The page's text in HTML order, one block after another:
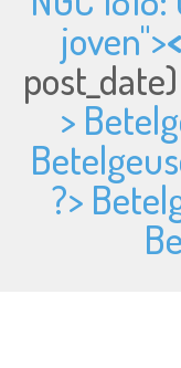
joven"><
>
?>